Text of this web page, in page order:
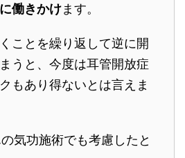
働きかけます。
ことを繰り返して逆に開
うと、今度は耳管開放症
もあり得ないとは言えま
気功施術でも考慮したと